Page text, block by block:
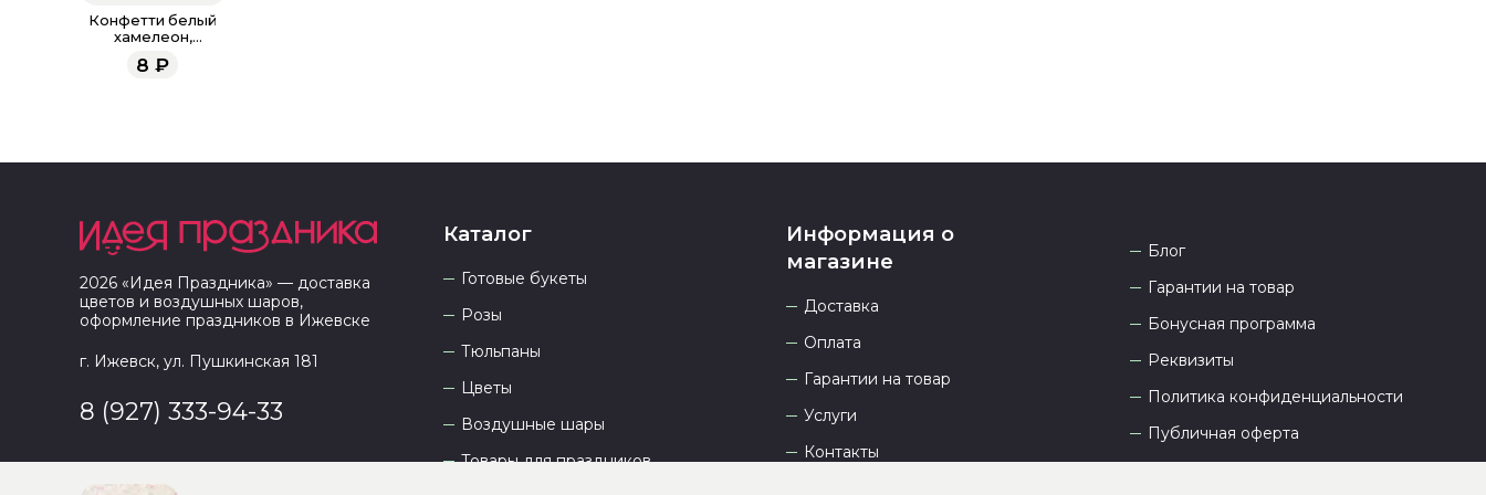
Конфетти белый
хамелеон,
дробленые, 1 гр.
8 ₽
2026 «Идея Праздника» — доставка
цветов и воздушных шаров,
оформление праздников в Ижевске
г. Ижевск, ул. Пушкинская 181
8 (927) 333-94-33
Каталог
Готовые букеты
Розы
Тюльпаны
Цветы
Воздушные шары
Товары для праздников
Информация о
магазине
Доставка
Оплата
Гарантии на товар
Услуги
Контакты
Блог
Гарантии на товар
Бонусная программа
Реквизиты
Политика конфиденциальности
Публичная оферта